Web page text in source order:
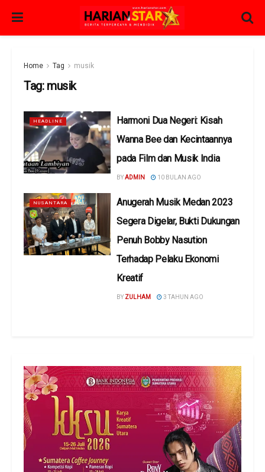
Home Tag musik
Tag: musik
HEADLINE
Harmoni Dua Negeri: Kisah
Wanna Bee dan Kecintaannya
pada Film dan Musik India
BYADMIN 10 BULAN AGO
NUSANTARA
Anugerah Musik Medan 2023
Segera Digelar, Bukti Dukungan
Penuh Bobby Nasution
Terhadap Pelaku Ekonomi
Kreatif
BY ZULHAM 3 TAHUN AGO